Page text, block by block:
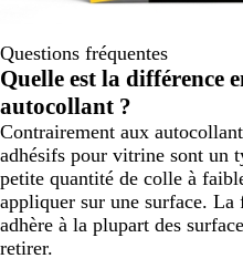
Questions fréquentes
Quelle est la différence
autocollant ?
Contrairement aux
adhésifs pour vitrine sont un
petite quantité de colle à
appliquer sur une surface.
adhère à la plupart des
retirer.